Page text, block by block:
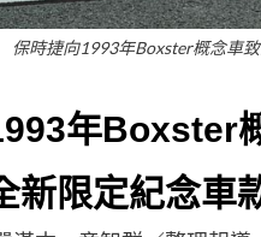
保時捷向1993年Boxster概念車
年Boxster
新限定紀念車